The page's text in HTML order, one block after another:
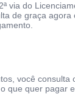
via do
de graça agora
você consulta
que quer pagar